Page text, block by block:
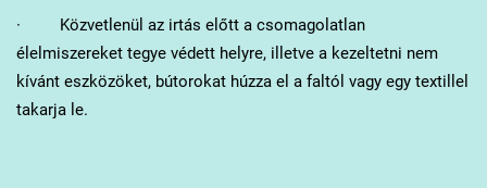
· Közvetlenül az irtás előtt a csomagolatlan
élelmiszereket tegye védett helyre, illetve a kezeltetni nem
kívánt eszközöket, bútorokat húzza el a faltól vagy egy textillel
takarja le.